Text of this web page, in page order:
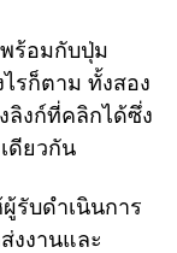
พร้อมกับปุ่ม
รก็ตาม ทั้งสอง
ลิงก์ที่คลิกได้ซึ่ง
ดียวกัน
รับดำเนินการ
งงานและ